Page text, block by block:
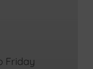
Friday